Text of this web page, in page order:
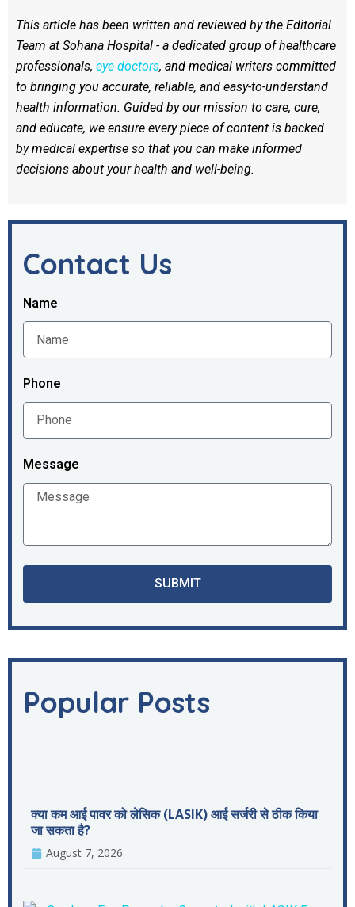
This article has been written and reviewed by the Editorial
Team at Sohana Hospital - a dedicated group of healthcare
professionals, eye doctors, and medical writers committed
to bringing you accurate, reliable, and easy-to-understand
health information. Guided by our mission to care, cure,
and educate, we ensure every piece of content is backed
by medical expertise so that you can make informed
decisions about your health and well-being.
Contact Us
Name
Phone
Message
SUBMIT
Popular Posts
क्या कम आई पावर को लेसिक (LASIK) आई सर्जरी से ठीक किया
जा सकता है?
August 7, 2026